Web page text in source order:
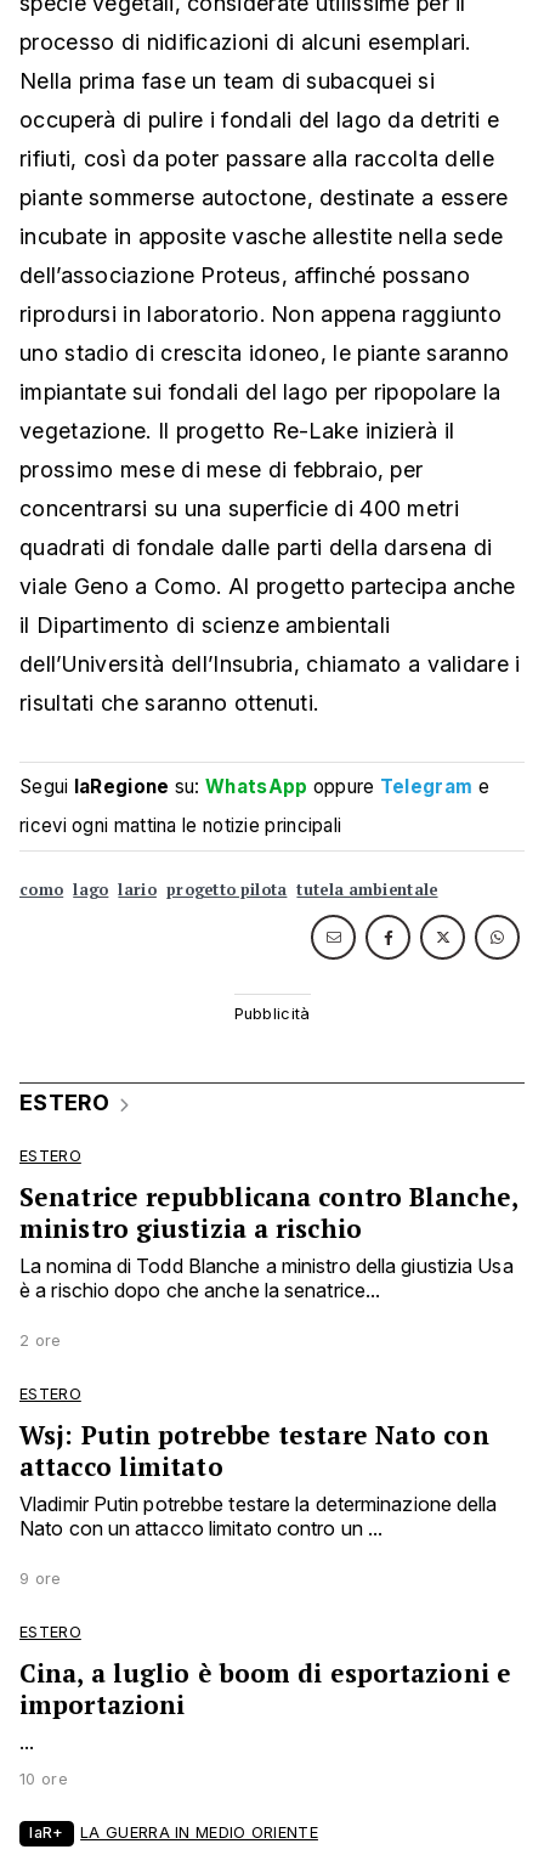
processo di nidificazioni di alcuni esemplari.
Nella prima fase un team di subacquei si
occuperà di pulire i fondali del lago da detriti e
rifiuti, così da poter passare alla raccolta delle
piante sommerse autoctone, destinate a essere
incubate in apposite vasche allestite nella sede
dell’associazione Proteus, affinché possano
riprodursi in laboratorio. Non appena raggiunto
uno stadio di crescita idoneo, le piante saranno
impiantate sui fondali del lago per ripopolare la
vegetazione. Il progetto Re-Lake inizierà il
prossimo mese di mese di febbraio, per
concentrarsi su una superficie di 400 metri
quadrati di fondale dalle parti della darsena di
viale Geno a Como. Al progetto partecipa anche
il Dipartimento di scienze ambientali
dell’Università dell’Insubria, chiamato a validare i
risultati che saranno ottenuti.
Segui laRegione su:WhatsApp oppure Telegram e
ricevi ogni mattina le notizie principali
como lago lario progetto pilota tutela ambientale
ESTERO
ESTERO
Senatrice repubblicana contro Blanche,
ministro giustizia a rischio
La nomina di Todd Blanche a ministro della giustizia Usa
è a rischio dopo che anche la senatrice...
2 ore
ESTERO
Wsj: Putin potrebbe testare Nato con
attacco limitato
Vladimir Putin potrebbe testare la determinazione della
Nato con un attacco limitato contro un ...
9 ore
ESTERO
Cina, a luglio è boom di esportazioni e
importazioni
...
10 ore
laR+ LA GUERRA IN MEDIO ORIENTE